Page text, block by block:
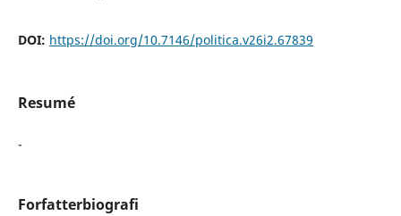
DOI: https://doi.org/10.7146/politica.v26i2.67839
Resumé
-
Forfatterbiografi